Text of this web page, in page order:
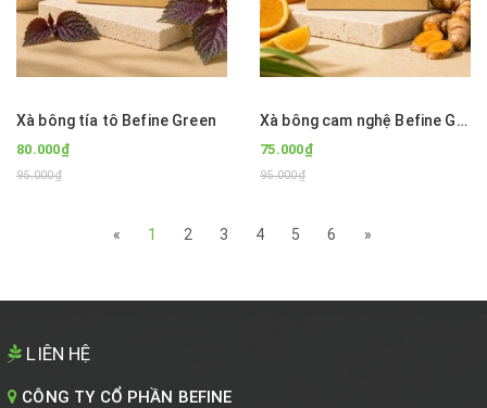
Xà bông tía tô Befine Green
80.000₫
95.000₫
Xà bông cam nghệ Befine Green
75.000₫
95.000₫
« 1 2 3 4 5 6 »
LIÊN HỆ
CÔNG TY CỔ PHẦN BEFINE